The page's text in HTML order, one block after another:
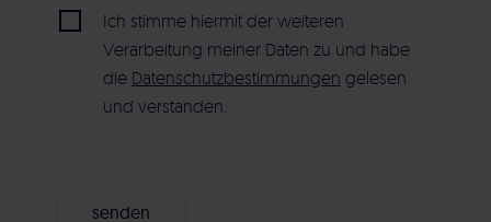
Ich stimme hiermit der weiteren
Verarbeitung meiner Daten zu und habe
die Datenschutzbestimmungen gelesen
und verstanden.